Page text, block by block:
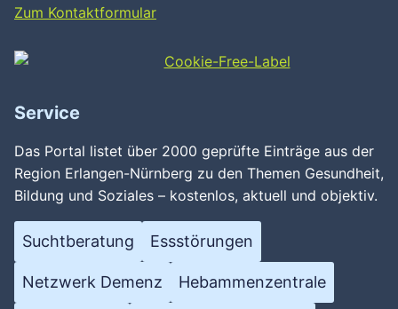
Zum Kontaktformular
Service
Das Portal listet über 2000 geprüfte Einträge aus der
Region Erlangen-Nürnberg zu den Themen Gesundheit,
Bildung und Soziales – kostenlos, aktuell und objektiv.
Suchtberatung Essstörungen
Netzwerk Demenz Hebammenzentrale